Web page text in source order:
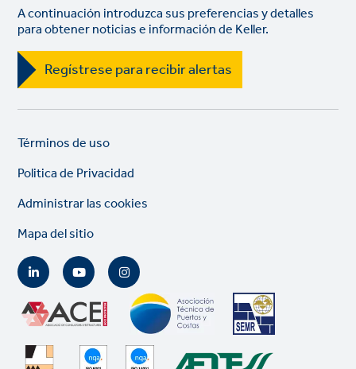
A continuación introduzca sus preferencias y detalles
para obtener noticias e información de Keller.
Regístrese para recibir alertas
Legal
links
Términos de uso
Politica de Privacidad
Administrar las cookies
Mapa del sitio